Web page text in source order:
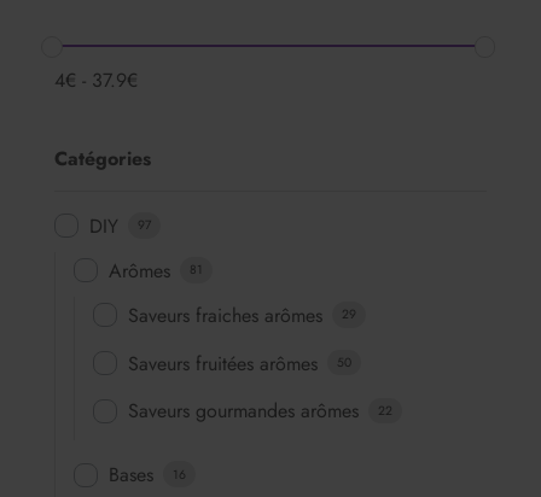
4€ - 37.9€
Catégories
DIY 97
Arômes 81
Saveurs fraiches arômes 29
Saveurs fruitées arômes 50
Saveurs gourmandes arômes 22
Bases 16